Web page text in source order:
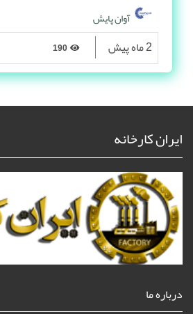
آوان پایش
2 ماه پیش
ایران کارخانه
درباره ما